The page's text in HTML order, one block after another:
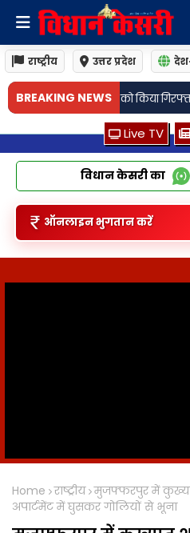
राष्ट्रीय उत्तर प्रदेश
BREAKING NEWS
क्षेत्र में शराब पीने के लिए रुपये
Live TV
विधान केसरी का
ऑनलाइन भुगतान करें
Home राष्ट्रीय मुजफ्फरपुर में कुख्यात
अपार्टमेंट में घुसकर गोलियों से भूना